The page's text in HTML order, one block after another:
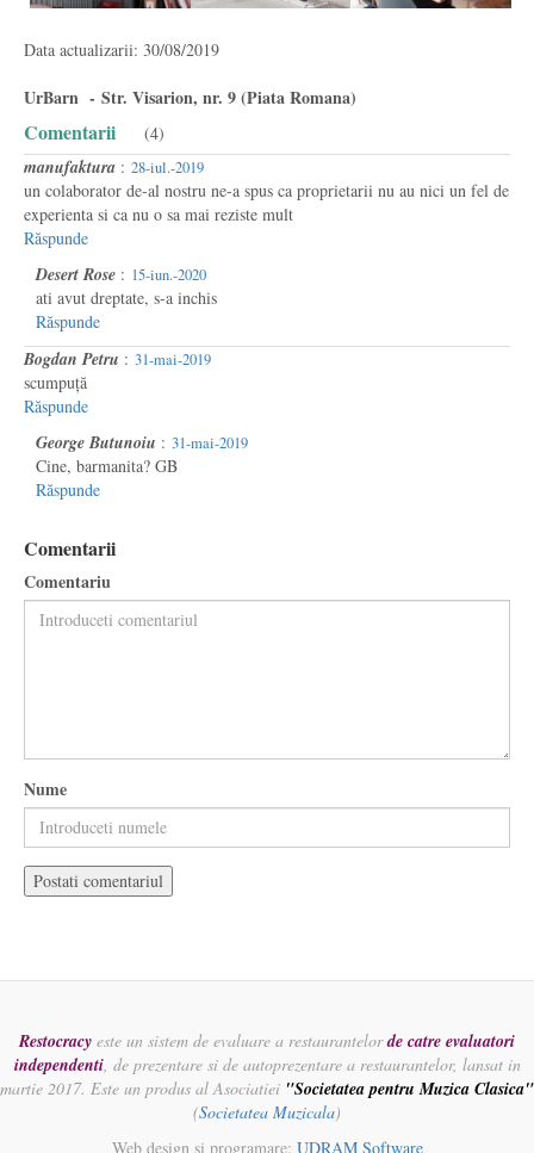
Data actualizarii: 30/08/2019
UrBarn - Str. Visarion, nr. 9 (Piata Romana)
Comentarii (4)
manufaktura : 28-iul.-2019
un colaborator de-al nostru ne-a spus ca proprietarii nu au nici un fel de
experienta si ca nu o sa mai reziste mult
Răspunde
Desert Rose : 15-iun.-2020
ati avut dreptate, s-a inchis
Răspunde
Bogdan Petru : 31-mai-2019
scumpuță
Răspunde
George Butunoiu : 31-mai-2019
Cine, barmanita? GB
Răspunde
Comentarii
Comentariu
Nume
Restocracy este un sistem de evaluare a restaurantelorde catre evaluatori
independenti, de prezentare si de autoprezentare a restaurantelor, lansat in
martie 2017. Este un produs al Asociatiei "Societatea pentru Muzica Clasica"
(Societatea Muzicala)
Web design si programare: UDRAM Software